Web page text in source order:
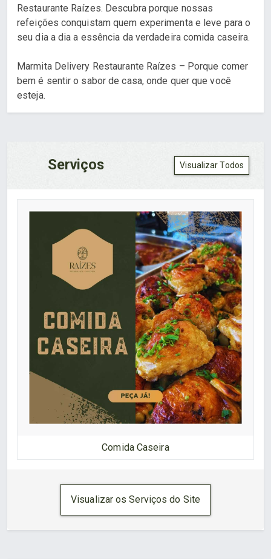
Restaurante Raízes. Descubra porque nossas
refeições conquistam quem experimenta e leve para o
seu dia a dia a essência da verdadeira comida caseira.
Marmita Delivery Restaurante Raízes – Porque comer
bem é sentir o sabor de casa, onde quer que você
esteja.
Serviços Visualizar Todos
Comida Caseira
Visualizar os Serviços do Site